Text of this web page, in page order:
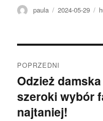
Autor
paula Opublikowano
2024-05-29
wpisu
POPRZEDNI
Poprzedni
wpis:
Odzież
szeroki wybór
najtaniej!